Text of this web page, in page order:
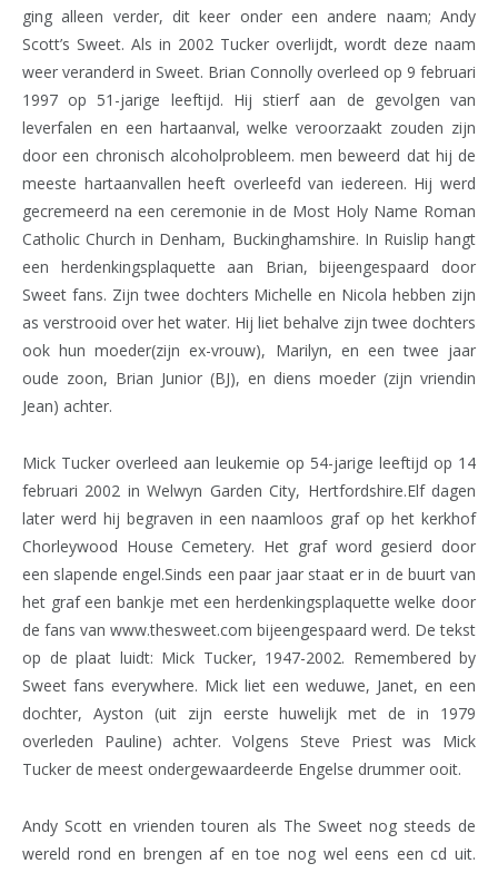
ging alleen verder, dit keer onder een andere naam; Andy
Scott’s Sweet. Als in 2002 Tucker overlijdt, wordt deze naam
weer veranderd in Sweet. Brian Connolly overleed op 9 februari
1997 op 51-jarige leeftijd. Hij stierf aan de gevolgen van
leverfalen en een hartaanval, welke veroorzaakt zouden zijn
door een chronisch alcoholprobleem. men beweerd dat hij de
meeste hartaanvallen heeft overleefd van iedereen. Hij werd
gecremeerd na een ceremonie in de Most Holy Name Roman
Catholic Church in Denham, Buckinghamshire. In Ruislip hangt
een herdenkingsplaquette aan Brian, bijeengespaard door
Sweet fans. Zijn twee dochters Michelle en Nicola hebben zijn
as verstrooid over het water. Hij liet behalve zijn twee dochters
ook hun moeder(zijn ex-vrouw), Marilyn, en een twee jaar
oude zoon, Brian Junior (BJ), en diens moeder (zijn vriendin
Jean) achter.
Mick Tucker overleed aan leukemie op 54-jarige leeftijd op 14
februari 2002 in Welwyn Garden City, Hertfordshire.Elf dagen
later werd hij begraven in een naamloos graf op het kerkhof
Chorleywood House Cemetery. Het graf word gesierd door
een slapende engel.Sinds een paar jaar staat er in de buurt van
het graf een bankje met een herdenkingsplaquette welke door
de fans van www.thesweet.com bijeengespaard werd. De tekst
op de plaat luidt: Mick Tucker, 1947-2002. Remembered by
Sweet fans everywhere. Mick liet een weduwe, Janet, en een
dochter, Ayston (uit zijn eerste huwelijk met de in 1979
overleden Pauline) achter. Volgens Steve Priest was Mick
Tucker de meest ondergewaardeerde Engelse drummer ooit.
Andy Scott en vrienden touren als The Sweet nog steeds de
wereld rond en brengen af en toe nog wel eens een cd uit.